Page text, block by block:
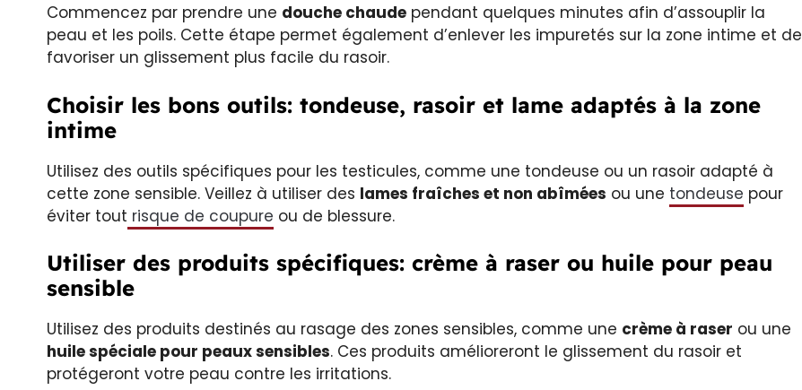
Commencez par prendre une douche chaude pendant quelques minutes afin d’assouplir la
peau et les poils. Cette étape permet également d’enlever les impuretés sur la zone intime et de
favoriser un glissement plus facile du rasoir.
Choisir les bons outils: tondeuse, rasoir et lame adaptés à la zone
intime
Utilisez des outils spécifiques pour les testicules, comme une tondeuse ou un rasoir adapté à
cette zone sensible. Veillez à utiliser des lames fraîches et non abîmées ou une tondeuse pour
éviter tout risque de coupure ou de blessure.
Utiliser des produits spécifiques: crème à raser ou huile pour peau
sensible
Utilisez des produits destinés au rasage des zones sensibles, comme une crème à raser ou une
huile spéciale pour peaux sensibles. Ces produits amélioreront le glissement du rasoir et
protégeront votre peau contre les irritations.